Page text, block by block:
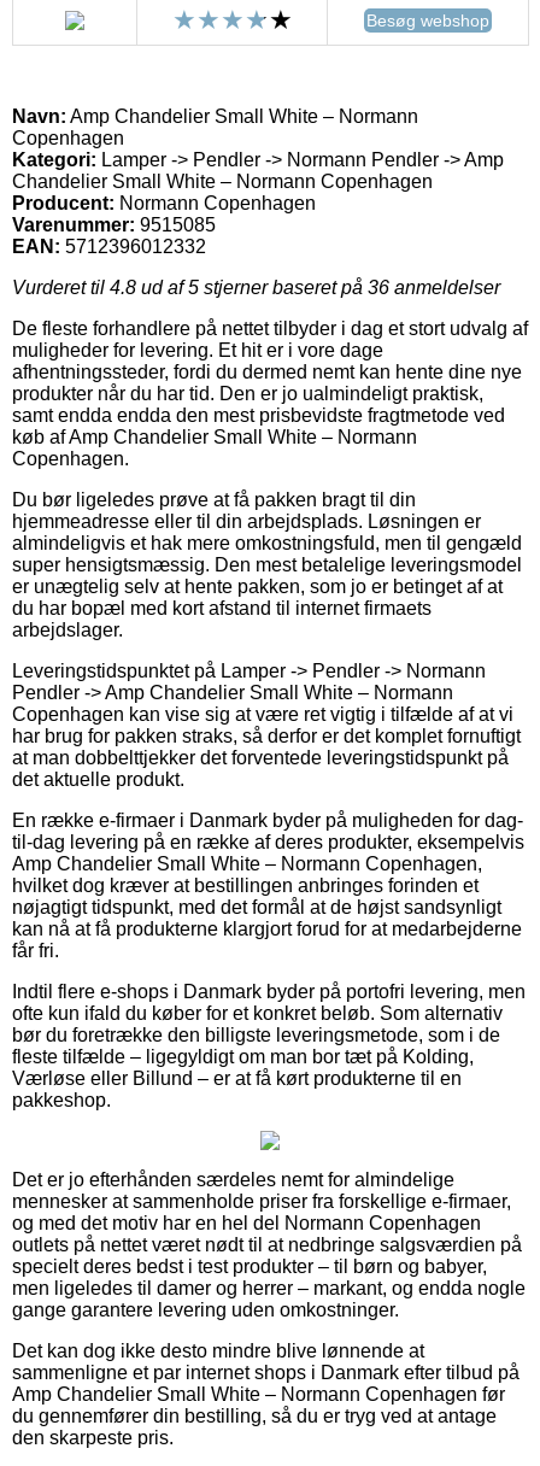
Besøg webshop
Navn: Amp Chandelier Small White – Normann
Copenhagen
Kategori: Lamper -> Pendler -> Normann Pendler -> Amp
Chandelier Small White – Normann Copenhagen
Producent: Normann Copenhagen
Varenummer: 9515085
EAN: 5712396012332
Vurderet til 4.8 ud af 5 stjerner baseret på 36 anmeldelser
De fleste forhandlere på nettet tilbyder i dag et stort udvalg af
muligheder for levering. Et hit er i vore dage
afhentningssteder, fordi du dermed nemt kan hente dine nye
produkter når du har tid. Den er jo ualmindeligt praktisk,
samt endda endda den mest prisbevidste fragtmetode ved
køb af Amp Chandelier Small White – Normann
Copenhagen.
Du bør ligeledes prøve at få pakken bragt til din
hjemmeadresse eller til din arbejdsplads. Løsningen er
almindeligvis et hak mere omkostningsfuld, men til gengæld
super hensigtsmæssig. Den mest betalelige leveringsmodel
er unægtelig selv at hente pakken, som jo er betinget af at
du har bopæl med kort afstand til internet firmaets
arbejdslager.
Leveringstidspunktet på Lamper -> Pendler -> Normann
Pendler -> Amp Chandelier Small White – Normann
Copenhagen kan vise sig at være ret vigtig i tilfælde af at vi
har brug for pakken straks, så derfor er det komplet fornuftigt
at man dobbelttjekker det forventede leveringstidspunkt på
det aktuelle produkt.
En række e-firmaer i Danmark byder på muligheden for dag-
til-dag levering på en række af deres produkter, eksempelvis
Amp Chandelier Small White – Normann Copenhagen,
hvilket dog kræver at bestillingen anbringes forinden et
nøjagtigt tidspunkt, med det formål at de højst sandsynligt
kan nå at få produkterne klargjort forud for at medarbejderne
får fri.
Indtil flere e-shops i Danmark byder på portofri levering, men
ofte kun ifald du køber for et konkret beløb. Som alternativ
bør du foretrække den billigste leveringsmetode, som i de
fleste tilfælde – ligegyldigt om man bor tæt på Kolding,
Værløse eller Billund – er at få kørt produkterne til en
pakkeshop.
Det er jo efterhånden særdeles nemt for almindelige
mennesker at sammenholde priser fra forskellige e-firmaer,
og med det motiv har en hel del Normann Copenhagen
outlets på nettet været nødt til at nedbringe salgsværdien på
specielt deres bedst i test produkter – til børn og babyer,
men ligeledes til damer og herrer – markant, og endda nogle
gange garantere levering uden omkostninger.
Det kan dog ikke desto mindre blive lønnende at
sammenligne et par internet shops i Danmark efter tilbud på
Amp Chandelier Small White – Normann Copenhagen før
du gennemfører din bestilling, så du er tryg ved at antage
den skarpeste pris.